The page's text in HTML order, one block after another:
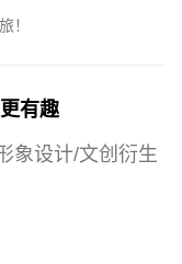
！
有趣
象设计/文创衍生